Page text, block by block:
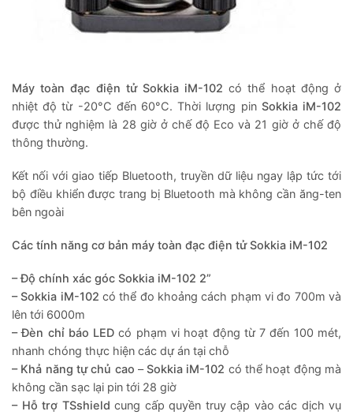
Máy toàn đạc điện tử Sokkia iM-102có thể hoạt động ở
nhiệt độ từ -20°C đến 60°C. Thời lượng pin Sokkia iM-102
được thử nghiệm là 28 giờ ở chế độ Eco và 21 giờ ở chế độ
thông thường.
Kết nối với giao tiếp Bluetooth, truyền dữ liệu ngay lập tức tới
bộ điều khiển được trang bị Bluetooth mà không cần ăng-ten
bên ngoài
Các tính năng cơ bản máy toàn đạc điện tử Sokkia iM-102
– Độ chính xác góc Sokkia iM-102 2”
– Sokkia iM-102 có thể đo khoảng cách phạm vi đo 700m và
lên tới 6000m
– Đèn chỉ báo LED có phạm vi hoạt động từ 7 đến 100 mét,
nhanh chóng thực hiện các dự án tại chỗ
– Khả năng tự chủ cao –Sokkia iM-102 có thể hoạt động mà
không cần sạc lại pin tới 28 giờ
– Hỗ trợ TSshield cung cấp quyền truy cập vào các dịch vụ